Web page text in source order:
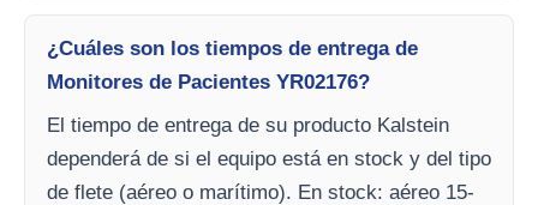
¿Cuáles son los tiempos de entrega de
Monitores de Pacientes YR02176?
El tiempo de entrega de su producto Kalstein
dependerá de si el equipo está en stock y del tipo
de flete (aéreo o marítimo). En stock: aéreo 15-